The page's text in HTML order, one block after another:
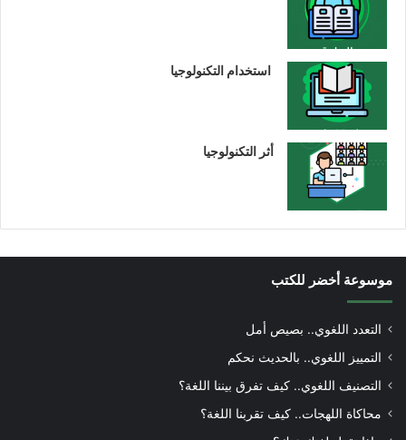
استخدام التكنولوجيا
أثر التكنولوجيا
موسوعة أخضر للكتب
التعدد اللغوي.. بصيص أمل
التمييز اللغوي.. بالحديث نحكم
التصنيف اللغوي.. كيف تفرق بيننا اللغة؟
محاكاة اللهجات.. كيف تقربنا اللغة؟